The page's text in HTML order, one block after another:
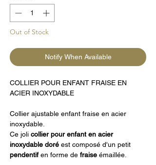
Out of Stock
Notify When Available
COLLIER POUR ENFANT FRAISE EN
ACIER INOXYDABLE
Collier ajustable enfant fraise en acier
inoxydable.
Ce joli collier pour enfant en acier
inoxydable doré est composé d'un petit
pendentifen forme de fraise émaillée.